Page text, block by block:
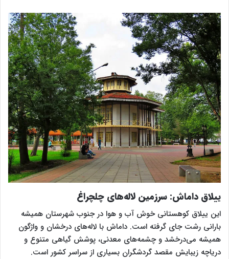
ییلاق داماش: سرزمین لاله‌های چلچراغ
این ییلاق کوهستانی خوش آب و هوا در جنوب شهرستان همیشه
بارانی رشت جای گرفته است. داماش با لاله‌های درخشان و واژگون
همیشه می‌درخشد و چشمه‌های معدنی، پوشش گیاهی متنوع و
دریاچه‌ زیبایش مقصد گردشگران بسیاری از سراسر کشور است.